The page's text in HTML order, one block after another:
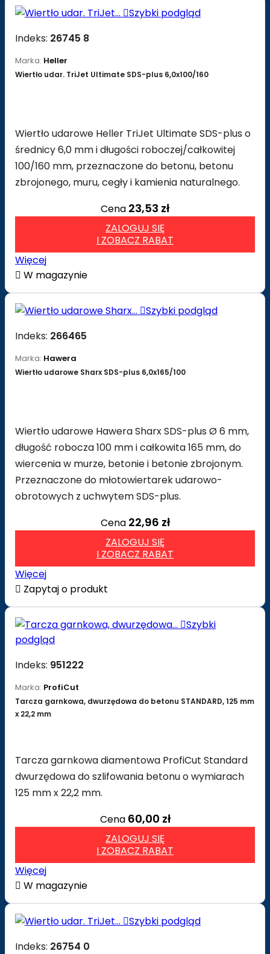
Szybki podgląd
Indeks: 26745 8
Marka: Heller
Wiertło udar. TriJet Ultimate SDS-plus 6,0x100/160
Wiertło udarowe Heller TriJet Ultimate SDS-plus o
średnicy 6,0 mm i długości roboczej/całkowitej
100/160 mm, przeznaczone do betonu, betonu
zbrojonego, muru, cegły i kamienia naturalnego.
Cena 23,53 zł
ZALOGUJ SIĘ
I ZOBACZ RABAT
Więcej
 W magazynie
Szybki podgląd
Indeks: 266465
Marka: Hawera
Wiertło udarowe Sharx SDS-plus 6,0x165/100
Wiertło udarowe Hawera Sharx SDS-plus Ø 6 mm,
długość robocza 100 mm i całkowita 165 mm, do
wiercenia w murze, betonie i betonie zbrojonym.
Przeznaczone do młotowiertarek udarowo-
obrotowych z uchwytem SDS-plus.
Cena 22,96 zł
ZALOGUJ SIĘ
I ZOBACZ RABAT
Więcej
 Zapytaj o produkt
Szybki
podgląd
Indeks: 951222
Marka: ProfiCut
Tarcza garnkowa, dwurzędowa do betonu STANDARD, 125 mm
x 22,2 mm
Tarcza garnkowa diamentowa ProfiCut Standard
dwurzędowa do szlifowania betonu o wymiarach
125 mm x 22,2 mm.
Cena 60,00 zł
ZALOGUJ SIĘ
I ZOBACZ RABAT
Więcej
 W magazynie
Szybki podgląd
Indeks: 26754 0